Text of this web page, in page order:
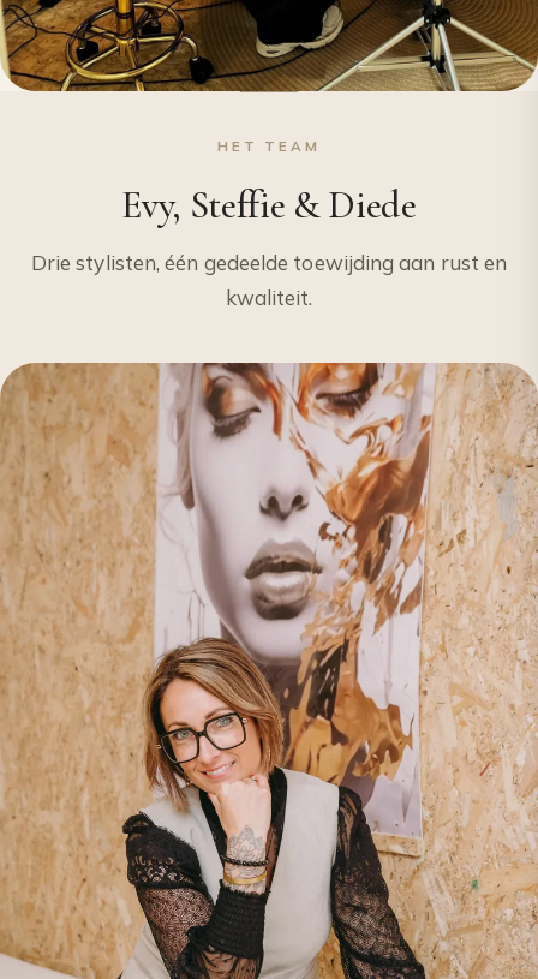
HET TEAM
Evy, Steffie & Diede
Drie stylisten, één gedeelde toewijding aan rust en
kwaliteit.